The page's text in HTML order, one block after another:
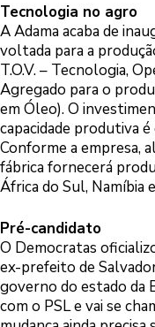
Tecnologia no agro
A Adama acaba de
voltada para a
T.O.V. – Tecnologia,
Agregado para o
em Óleo). O
capacidade produtiva
Conforme a empresa,
fábrica fornecerá
África do Sul, Namíbia
Pré-candidato
O Democratas
ex-prefeito de
governo do estado da
com o PSL e vai se